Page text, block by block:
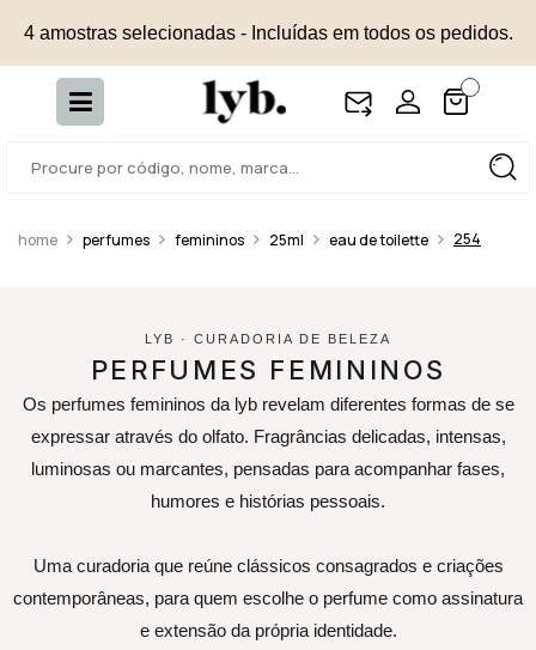
4 amostras selecionadas - Incluídas em todos os pedidos.
perfumes femininos 25ml eau de toilette 254
LYB · CURADORIA DE BELEZA
PERFUMES FEMININOS
Os perfumes femininos da lyb revelam diferentes formas de se
expressar através do olfato. Fragrâncias delicadas, intensas,
luminosas ou marcantes, pensadas para acompanhar fases,
humores e histórias pessoais.
Uma curadoria que reúne clássicos consagrados e criações
contemporâneas, para quem escolhe o perfume como assinatura
e extensão da própria identidade.